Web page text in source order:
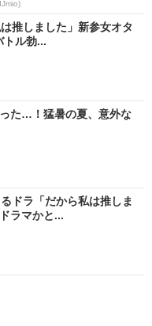
推しました」新参女オタ
トル勃...
った…！猛暑の夏、意外な
ドラ「だから私は推しま
ラマかと...